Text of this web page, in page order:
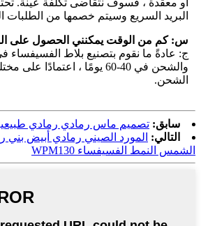
أو معقدة ، فسوف نتقاضى تكلفة عينة.
البريد السريع وسيتم خصمها من الطلبات
س: كم من الوقت يمكنني الحصول على
ج: عادةً ما نقوم بتصنيع بلاط
والشحن في 40-60 يومًا ،
الشحن.
سابق: تصميم ماس رمادي رمادي
التالي: المورد الصيني رمادي أبيض
الشمس النمط الفسيفساء WPM130